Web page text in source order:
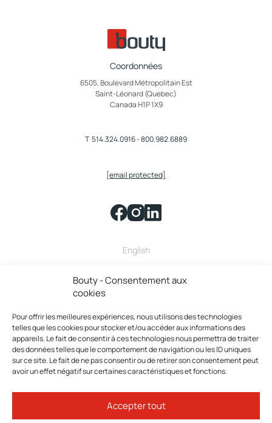
Bouty - Consentement aux
cookies
Pour offrir les meilleures expériences, nous utilisons des technologies
telles que les cookies pour stocker et/ou accéder aux informations des
appareils. Le fait de consentir à ces technologies nous permettra de traiter
des données telles que le comportement de navigation ou les ID uniques
sur ce site. Le fait de ne pas consentir ou de retirer son consentement peut
avoir un effet négatif sur certaines caractéristiques et fonctions.
Accepter tout
Coordonnées
6505, Boulevard Métropolitain Est
Saint-Léonard (Quebec)
Canada H1P 1X9
T 514.324.0916-800.982.6889
[email protected]
English
Bouty fait partie de la famille
Politique de confidentialité